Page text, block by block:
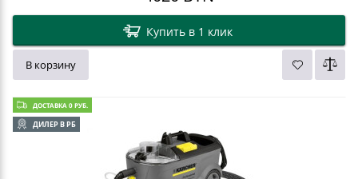
Купить в 1 клик
В корзину
ДОСТАВКА 0 РУБ.
ДИЛЕР В РБ